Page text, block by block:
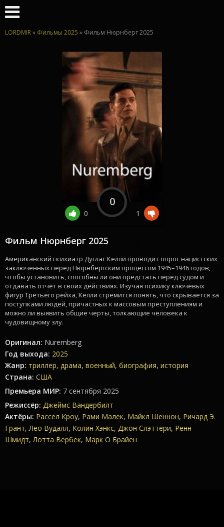
LORDMIR» Фильмы 2025 » Фильм Нюрнберг 2025
Фильм Нюрнберг 2025
Американский психиатр Дуглас Келли проводит опрос нацистских
заключённых перед Нюрнбергским процессом 1945–1946 годов,
чтобы установить, способны ли они предстать перед судом и
отдавать отчёт в своих действиях. Изучая психику ключевых
фигур Третьего рейха, Келли стремится понять, что скрывается за
поступками людей, причастных к массовым преступлениям и
можно ли выявить общие черты, толкающие человека к
чудовищному злу.
Оригинал: Nuremberg
Год выхода: 2025
Жанр: триллер, драма, военный, биография, история
Страна: США
Премьера МИР: 7 сентября 2025
Режиссёр: Джеймс Вандербилт
Актёры: Рассел Кроу, Рами Малек, Майкл Шеннон, Ричард Э.
Грант,Лео Вудалл, Колин Хэнкс, Джон Слэттери, Ренн
Шмидт,Лотта Вербек, Марк О Брайен
0
0
1